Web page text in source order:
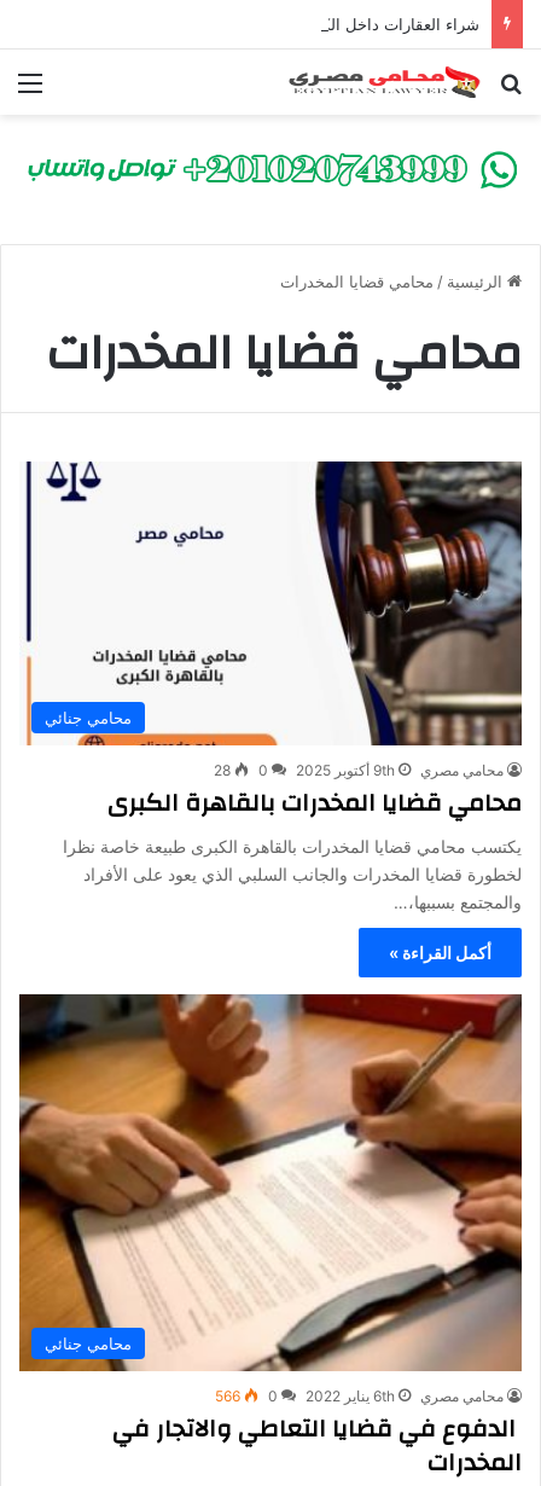
بحث عن
الرئيسية / محامي قضايا المخدرات
محامي قضايا المخدرات
محامي جنائي
محامي مصري 9th أكتوبر 2025 0
28
محامي قضايا المخدرات بالقاهرة الكبرى
يكتسب محامي قضايا المخدرات بالقاهرة الكبرى طبيعة خاصة نظرا
لخطورة قضايا المخدرات والجانب السلبي الذي يعود على الأفراد
والمجتمع بسببها،…
أكمل القراءة »
محامي جنائي
محامي مصري 6th يناير 2022 0
566
الدفوع في قضايا التعاطي والاتجار في
المخدرات